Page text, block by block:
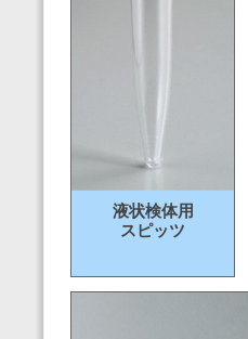
液状検体用
スピッツ